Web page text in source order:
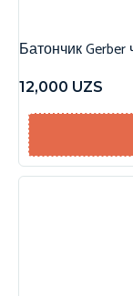
Батончик
12,000 UZS